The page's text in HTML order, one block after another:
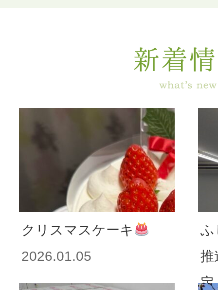
クリスマスケーキ
2026.01.05
ふ
推
定